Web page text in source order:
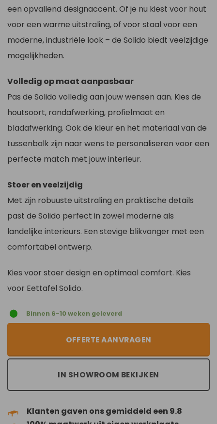
een opvallend designaccent. Of je nu kiest voor hout
voor een warme uitstraling, of voor staal voor een
moderne, industriële look – de Solido biedt veelzijdige
mogelijkheden.
Volledig op maat aanpasbaar
Pas de Solido volledig aan jouw wensen aan. Kies de
houtsoort, randafwerking, profielmaat en
bladafwerking. Ook de kleur en het materiaal van de
tussenbalk zijn naar wens te personaliseren voor een
perfecte match met jouw interieur.
Stoer en veelzijdig
Met zijn robuuste uitstraling en praktische details
past de Solido perfect in zowel moderne als
landelijke interieurs. Een stevige blikvanger met een
comfortabel ontwerp.
Kies voor stoer design en optimaal comfort. Kies
voor Eettafel Solido.
Binnen 6-10 weken geleverd
OFFERTE AANVRAGEN
IN SHOWROOM BEKIJKEN
Klanten gaven ons gemiddeld een 9.8